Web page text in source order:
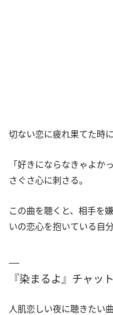
切ない恋に疲れ果てた時
「好きにならなきゃよか
さぐさ心に刺さる。
この曲を聴くと、相手を
いの恋心を抱いている自
『染まるよ』チャッ
人肌恋しい夜に聴きたい曲